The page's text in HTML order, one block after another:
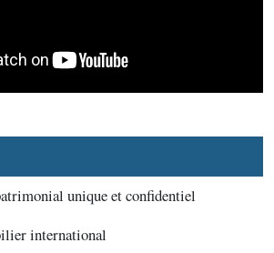
unique et confidentiel
international